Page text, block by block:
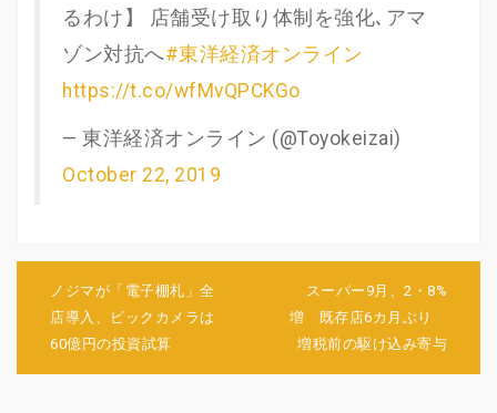
るわけ】 店舗受け取り体制を強化､アマ
ゾン対抗へ#東洋経済オンライン
https://t.co/wfMvQPCKGo
— 東洋経済オンライン (@Toyokeizai)
October 22, 2019
ー
ノジマが「電子棚札」全
店導入、ビックカメラは
60億円の投資試算
スーパー9月、2・8%
増 既存店6カ月ぶり
増税前の駆け込み寄与